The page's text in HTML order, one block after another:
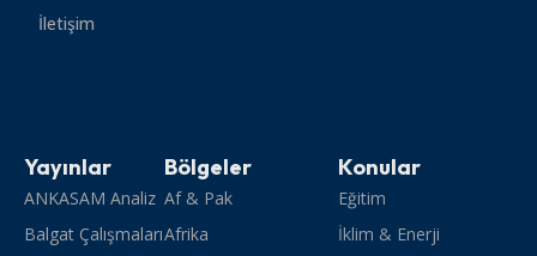
İletişim
Yayınlar
ANKASAM Analiz
Balgat Çalışmaları
Bölgeler
Af & Pak
Afrika
Konular
Eğitim
İklim & Enerji